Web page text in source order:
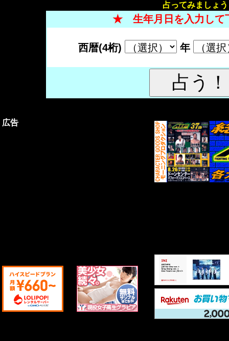
占ってみましょ
★ 生年月日を入力し
西暦(4桁) 年